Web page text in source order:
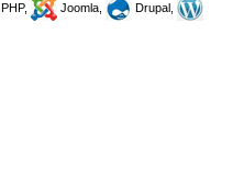
Joomla,
Drupal,